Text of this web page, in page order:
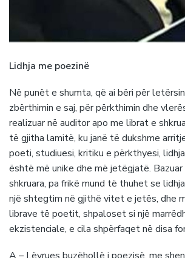
Lidhja me poezinë
Në punët e shumta, që ai bëri për
zbërthimin e saj, për përkthimin dhe
realizuar në auditor apo me librat e
të gjitha lamitë, ku janë të dukshme
poeti, studiuesi, kritiku e përkthyesi,
është më unike dhe më jetëgjatë.
shkruara, pa frikë mund të thuhet se
një shtegtim në gjithë vitet e jetës, dhe
librave të poetit, shpaloset si një
ekzistenciale, e cila shpërfaqet në disa